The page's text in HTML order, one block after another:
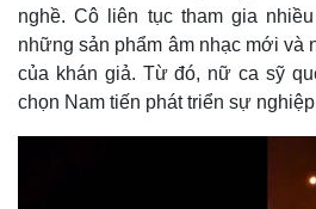
nghề. Cô liên tục tham gia
những sản phẩm âm nhạc mới và
của khán giả. Từ đó, nữ ca sỹ
chọn Nam tiến phát triển sự